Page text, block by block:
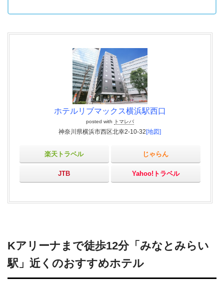
ホテルリブマックス横浜駅西口
posted with トマレバ
神奈川県横浜市西区北幸2-10-32 [地図]
楽天トラベル じゃらん
JTB Yahoo!トラベル
Kアリーナまで徒歩12分「みなとみらい
駅」近くのおすすめホテル